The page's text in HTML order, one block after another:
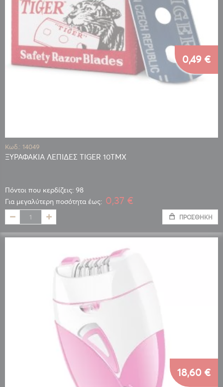
Κωδ.: 14049
ΞΥΡΑΦΑΚΙΑ ΛΕΠΙΔΕΣ TIGER 10ΤΜΧ
Πόντοι που κερδίζεις: 98
0,49 €
Για μεγαλύτερη ποσότητα έως: 0,37 €
ΠΡΟΣΘΉΚΗ
18,60 €